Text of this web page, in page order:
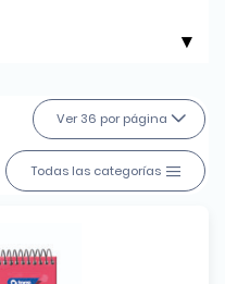
Ver 36 por página
Todas las categorías